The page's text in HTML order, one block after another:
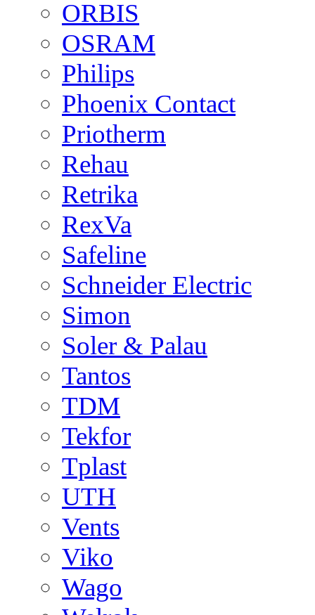
ORBIS
OSRAM
Philips
Phoenix Contact
Priotherm
Rehau
Retrika
RexVa
Safeline
Schneider Electric
Simon
Soler & Palau
Tantos
TDM
Tekfor
Tplast
UTH
Vents
Viko
Wago